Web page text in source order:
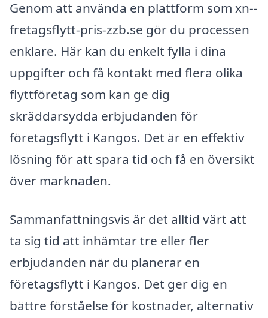
Genom att använda en plattform som xn--
fretagsflytt-pris-zzb.se gör du processen
enklare. Här kan du enkelt fylla i dina
uppgifter och få kontakt med flera olika
flyttföretag som kan ge dig
skräddarsydda erbjudanden för
företagsflytt i Kangos. Det är en effektiv
lösning för att spara tid och få en översikt
över marknaden.
Sammanfattningsvis är det alltid värt att
ta sig tid att inhämtar tre eller fler
erbjudanden när du planerar en
företagsflytt i Kangos. Det ger dig en
bättre förståelse för kostnader, alternativ